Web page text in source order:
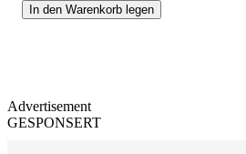
In den Warenkorb legen
Advertisement
GESPONSERT